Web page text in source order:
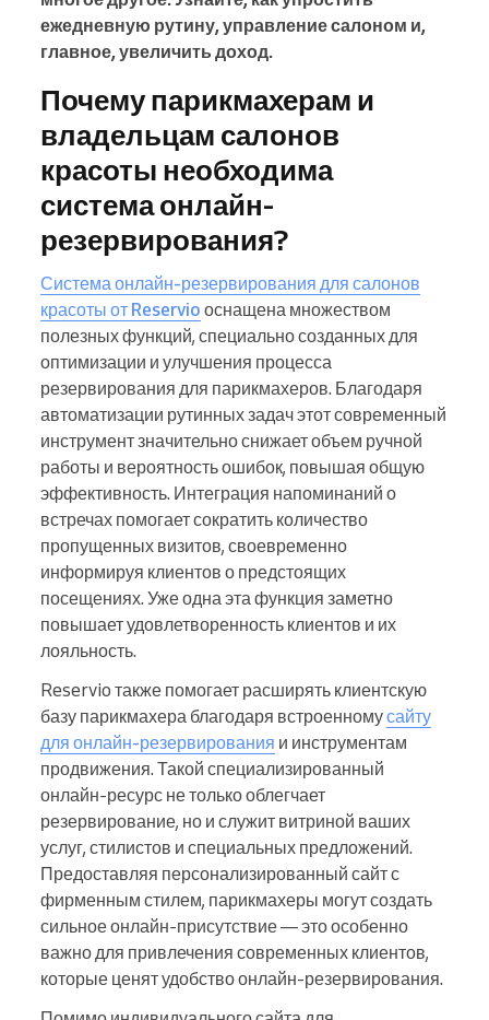
ежедневную рутину, управление салоном и,
главное, увеличить доход.
Почему парикмахерам и
владельцам салонов
красоты необходима
система онлайн-
резервирования?
Система онлайн-резервирования для салонов
красоты от Reservio оснащена множеством
полезных функций, специально созданных для
оптимизации и улучшения процесса
резервирования для парикмахеров. Благодаря
автоматизации рутинных задач этот современный
инструмент значительно снижает объем ручной
работы и вероятность ошибок, повышая общую
эффективность. Интеграция напоминаний о
встречах помогает сократить количество
пропущенных визитов, своевременно
информируя клиентов о предстоящих
посещениях. Уже одна эта функция заметно
повышает удовлетворенность клиентов и их
лояльность.
Reservio также помогает расширять клиентскую
базу парикмахера благодаря встроенномусайту
для онлайн-резервирования и инструментам
продвижения. Такой специализированный
онлайн-ресурс не только облегчает
резервирование, но и служит витриной ваших
услуг, стилистов и специальных предложений.
Предоставляя персонализированный сайт с
фирменным стилем, парикмахеры могут создать
сильное онлайн-присутствие — это особенно
важно для привлечения современных клиентов,
которые ценят удобство онлайн-резервирования.